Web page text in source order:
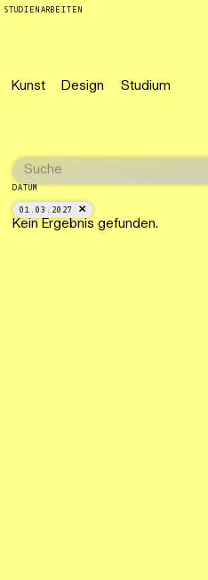
STUDIENARBEITEN
Kunst Design Studium
DATUM
01.03.2027
Kein Ergebnis gefunden.